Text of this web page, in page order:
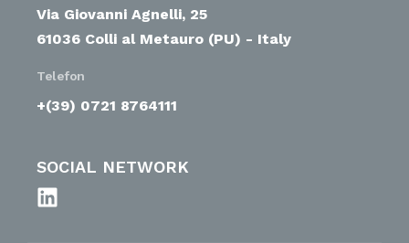
Via Giovanni Agnelli, 25
61036 Colli al Metauro (PU) - Italy
Telefon
+(39) 0721 8764111
SOCIAL NETWORK